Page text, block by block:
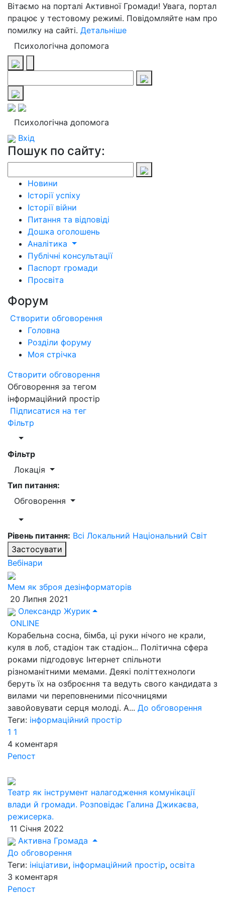
Вітаємо на порталі Активної Громади! Увага, портал
працює у тестовому режимі. Повідомляйте нам про
помилку на сайті. Детальніше
Психологічна допомога
Психологічна допомога
Вхід
Пошук по сайту:
Новини
Історії успіху
Історії війни
Питання та відповіді
Дошка оголошень
Аналітика
Публічні консультації
Паспорт громади
Просвіта
Форум
Створити обговорення
Головна
Розділи форуму
Моя стрічка
Створити обговорення
Обговорення за тегом
інформаційний простір
Підписатися на тег
Фільтр
Фільтр
Локація
Тип питання:
Обговорення
Рівень питання: Всі Локальний Національний Світ
Застосувати
Вебінари
Мем як зброя дезінформаторів
20 Липня 2021
Олександр Журик
ONLINE
Корабельна сосна, бімба, ці руки нічого не крали,
куля в лоб, стадіон так стадіон... Політична сфера
роками підгодовує Інтернет спільноти
різноманітними мемами. Деякі політтехнологи
беруть їх на озброєння та ведуть свого кандидата з
вилами чи переповненими пісочницями
завойовувати серця молоді. А... До обговорення
Теги: інформаційний простір
1 1
4 коментаря
Репост
Театр як інструмент налагодження комунікації
влади й громади. Розповідає Галина Джикаєва,
режисерка.
11 Січня 2022
Активна Громада
До обговорення
Теги: ініціативи, інформаційний простір, освіта
3 коментаря
Репост